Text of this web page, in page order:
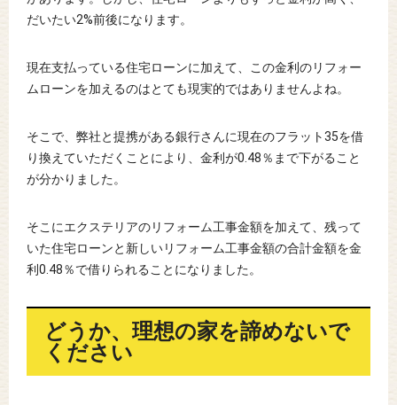
だいたい2%前後になります。
現在支払っている住宅ローンに加えて、この金利のリフォー
ムローンを加えるのはとても現実的ではありませんよね。
そこで、弊社と提携がある銀行さんに現在のフラット35を借
り換えていただくことにより、金利が0.48％まで下がること
が分かりました。
そこにエクステリアのリフォーム工事金額を加えて、残って
いた住宅ローンと新しいリフォーム工事金額の合計金額を金
利0.48％で借りられることになりました。
どうか、理想の家を諦めないで
ください